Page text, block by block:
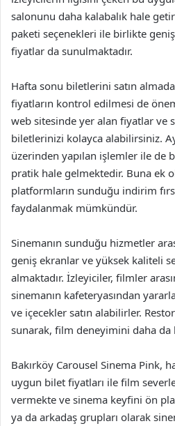
salonunu daha kalabalık hale
paketi seçenekleri ile birlikte
fiyatlar da sunulmaktadır.
Hafta sonu biletlerini satın
fiyatların kontrol edilmesi de
web sitesinde yer alan fiyatlar ve
biletlerinizi kolayca alabilirsiniz.
üzerinden yapılan işlemler ile de
pratik hale gelmektedir. Buna ek
platformların sunduğu indirim
faydalanmak mümkündür.
Sinemanın sunduğu hizmetler
geniş ekranlar ve yüksek kaliteli
almaktadır. İzleyiciler, filmler
sinemanın kafeteryasından
ve içecekler satın alabilirler.
sunarak, film deneyimini daha
Bakırköy Carousel Sinema Pink,
uygun bilet fiyatları ile film
vermekte ve sinema keyfini ön
ya da arkadaş grupları olarak